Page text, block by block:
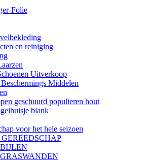
Folie
en reiniging
Uitverkoop
Middelen
geschuurd populieren hout
blank
voor het hele seizoen
BIJLEN
GRASWANDEN